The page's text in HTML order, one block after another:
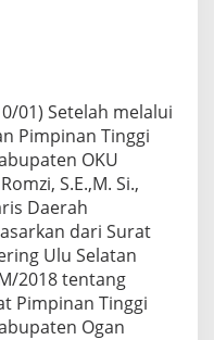
01) Setelah melalui
Pimpinan Tinggi
OKU
S.E.,M. Si.,
Daerah
dari Surat
Ulu Selatan
2018 tentang
Pimpinan Tinggi
Ogan